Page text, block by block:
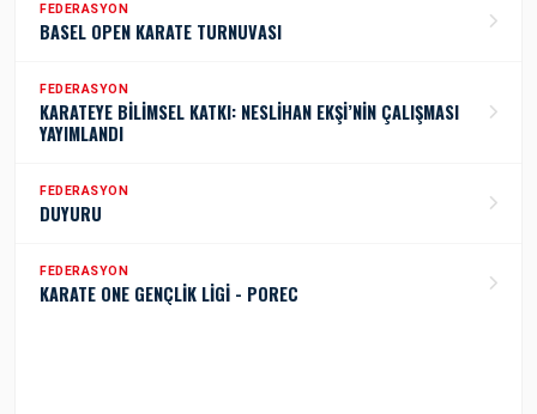
FEDERASYON
BASEL OPEN KARATE TURNUVASI
FEDERASYON
KARATEYE BİLİMSEL KATKI: NESLİHAN EKŞİ’NİN ÇALIŞMASI
YAYIMLANDI
FEDERASYON
DUYURU
FEDERASYON
KARATE ONE GENÇLİK LİGİ - POREC